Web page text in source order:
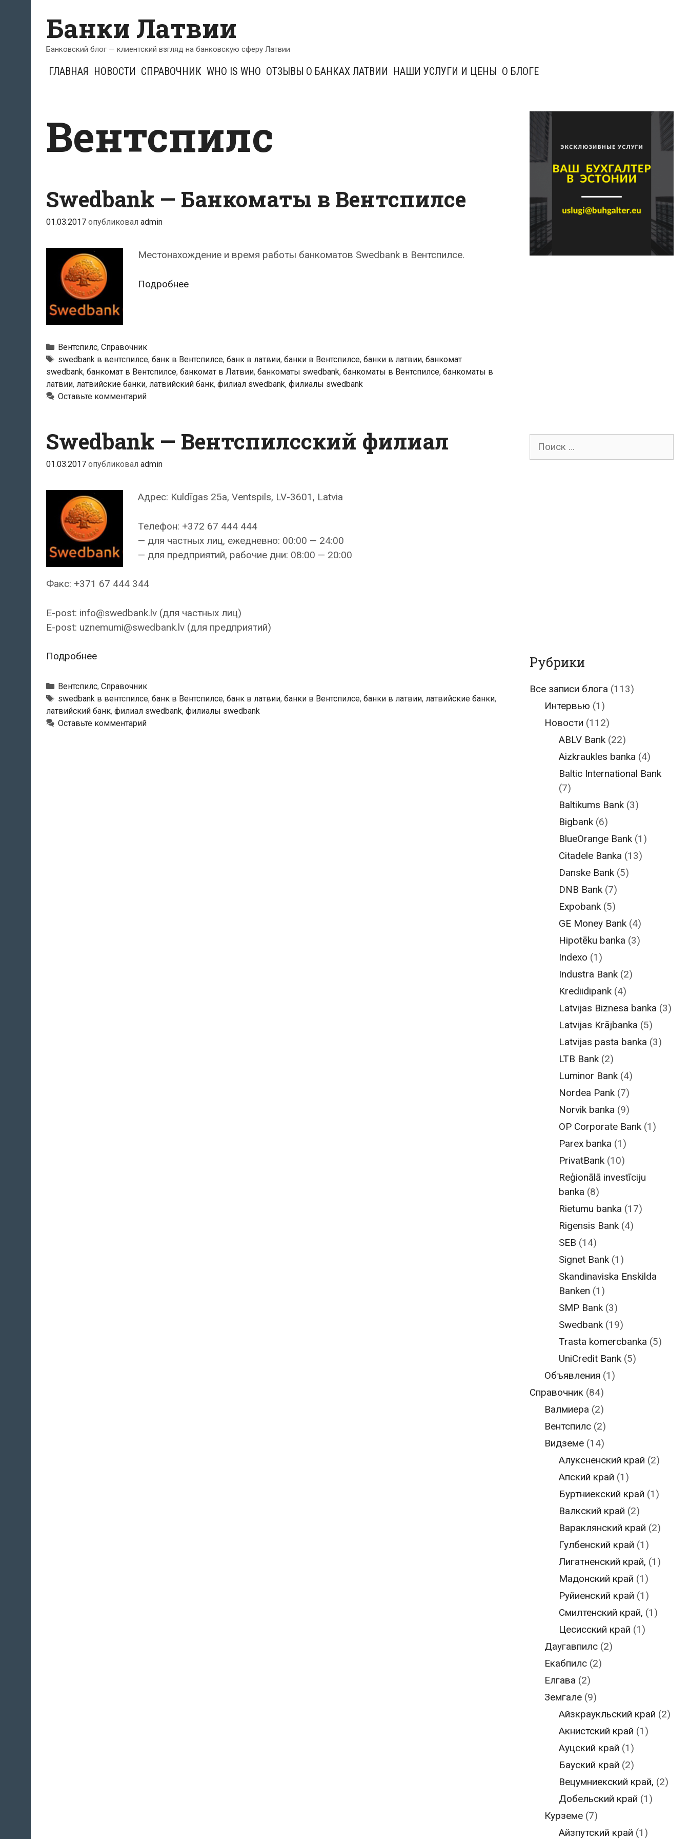
содержимому
Банки Латвии
Банковский блог — клиентский взгляд на банковскую сферу Латвии
ГЛАВНАЯ НОВОСТИ СПРАВОЧНИК WHO IS WHO ОТЗЫВЫ О БАНКАХ ЛАТВИИ НАШИ УСЛУГИ И ЦЕНЫ О БЛОГЕ
Вентспилс
Swedbank — Банкоматы в Вентспилсе
01.03.2017 опубликовал admin
Местонахождение и время работы банкоматов Swedbank в Вентспилсе.
ПодробнееSwedbank
Рубрики
Вентспилс, Справочник
Тэги
swedbank в вентспилсе, банк в Вентспилсе, банк в латвии, банки в Вентспилсе, банки в латвии, банкомат
swedbank, банкомат в Вентспилсе, банкомат в Латвии, банкоматы swedbank, банкоматы в Вентспилсе, банкоматы в
латвии, латвийские банки, латвийский банк, филиал swedbank, филиалы swedbank
Оставьте комментарий
Swedbank — Вентспилсский филиал
01.03.2017 опубликовал admin
Адрес: Kuldīgas 25a, Ventspils, LV-3601, Latvia
Телефон: +372 67 444 444
— для частных лиц, ежедневно: 00:00 — 24:00
— для предприятий, рабочие дни: 08:00 — 20:00
Факс: +371 67 444 344
E-post: info@swedbank.lv (для частных лиц)
E-post: uznemumi@swedbank.lv (для предприятий)
ПодробнееSwedbank
Вентспилсский
филиал
Рубрики
Вентспилс, Справочник
Тэги
swedbank в вентспилсе, банк в Вентспилсе, банк в латвии, банки в Вентспилсе, банки в латвии, латвийские банки,
латвийский банк, филиал swedbank, филиалы swedbank
Оставьте комментарий
Поиск
Рубрики
Все записи блога (113)
Интервью (1)
Новости (112)
ABLV Bank (22)
Aizkraukles banka (4)
Baltic International Bank
(7)
Baltikums Bank (3)
Bigbank (6)
BlueOrange Bank (1)
Citadele Banka (13)
Danske Bank (5)
DNB Bank (7)
Expobank (5)
GE Money Bank (4)
Hipotēku banka (3)
Indexo (1)
Industra Bank (2)
Krediidipank (4)
Latvijas Biznesa banka (3)
Latvijas Krājbanka (5)
Latvijas pasta banka (3)
LTB Bank (2)
Luminor Bank (4)
Nordea Pank (7)
Norvik banka (9)
OP Corporate Bank (1)
Parex banka (1)
PrivatBank (10)
Reģionālā investīciju
banka (8)
Rietumu banka (17)
Rigensis Bank (4)
SEB (14)
Signet Bank (1)
Skandinaviska Enskilda
Banken (1)
SMP Bank (3)
Swedbank (19)
Trasta komercbanka (5)
UniCredit Bank (5)
Объявления (1)
Справочник (84)
Валмиера (2)
Вентспилс(2)
Видземе(14)
Алуксненский край (2)
Апский край (1)
Буртниекский край (1)
Валкский край (2)
Вараклянский край (2)
Гулбенский край (1)
Лигатненский край, (1)
Мадонский край (1)
Руйиенский край (1)
Смилтенский край, (1)
Цесисский край (1)
Даугавпилс(2)
Екабпилс(2)
Елгава (2)
Земгале(9)
Айзкраукльский край (2)
Акнистский край (1)
Ауцский край (1)
Бауский край (2)
Вецумниекский край, (2)
Добельский край (1)
Курземе(7)
Айзпутский край (1)